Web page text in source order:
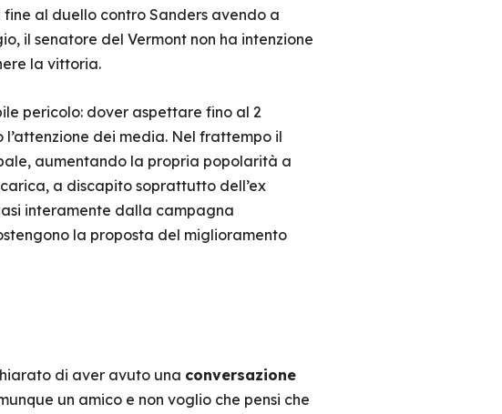
al duello contro Sanders avendo a
il senatore del Vermont non ha intenzione
la vittoria.
pericolo: dover aspettare fino al 2
dei media. Nel frattempo il
aumentando la propria popolarità a
a discapito soprattutto dell’ex
interamente dalla campagna
la proposta del miglioramento
di aver avuto una conversazione
un amico e non voglio che pensi che